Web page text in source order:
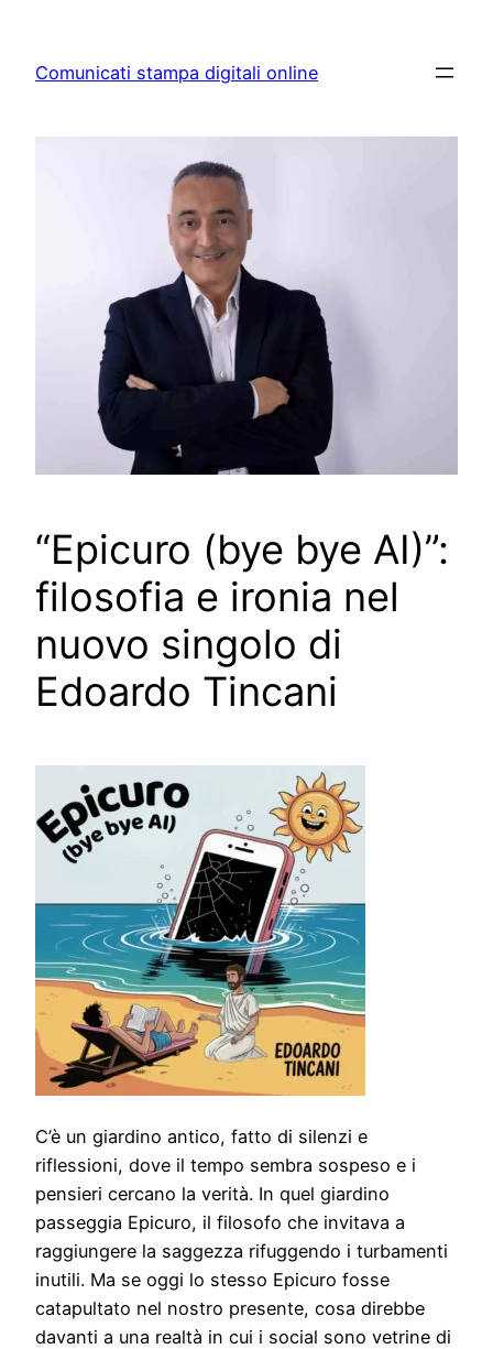
content
Comunicati stampa digitali online
“Epicuro (bye bye AI)”:
filosofia e ironia nel
nuovo singolo di
Edoardo Tincani
C’è un giardino antico, fatto di silenzi e
riflessioni, dove il tempo sembra sospeso e i
pensieri cercano la verità. In quel giardino
passeggia Epicuro, il filosofo che invitava a
raggiungere la saggezza rifuggendo i turbamenti
inutili. Ma se oggi lo stesso Epicuro fosse
catapultato nel nostro presente, cosa direbbe
davanti a una realtà in cui i social sono vetrine di